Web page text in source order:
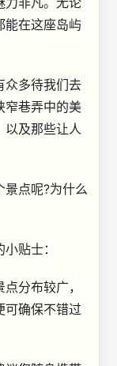
能在这座岛屿
众多待我们去
窄巷弄中的美
以及那些让人
景点呢?为什么
贴士：
分布较广，
可确保不错过